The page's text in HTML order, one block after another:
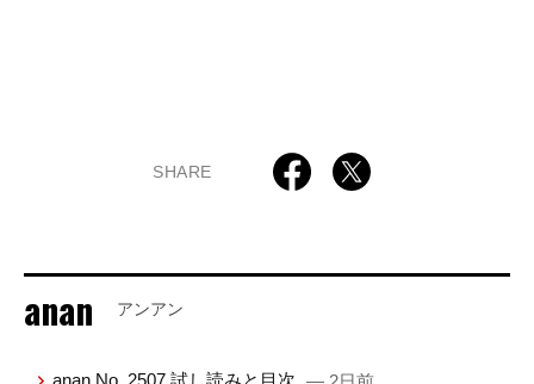
SHARE
anan アンアン